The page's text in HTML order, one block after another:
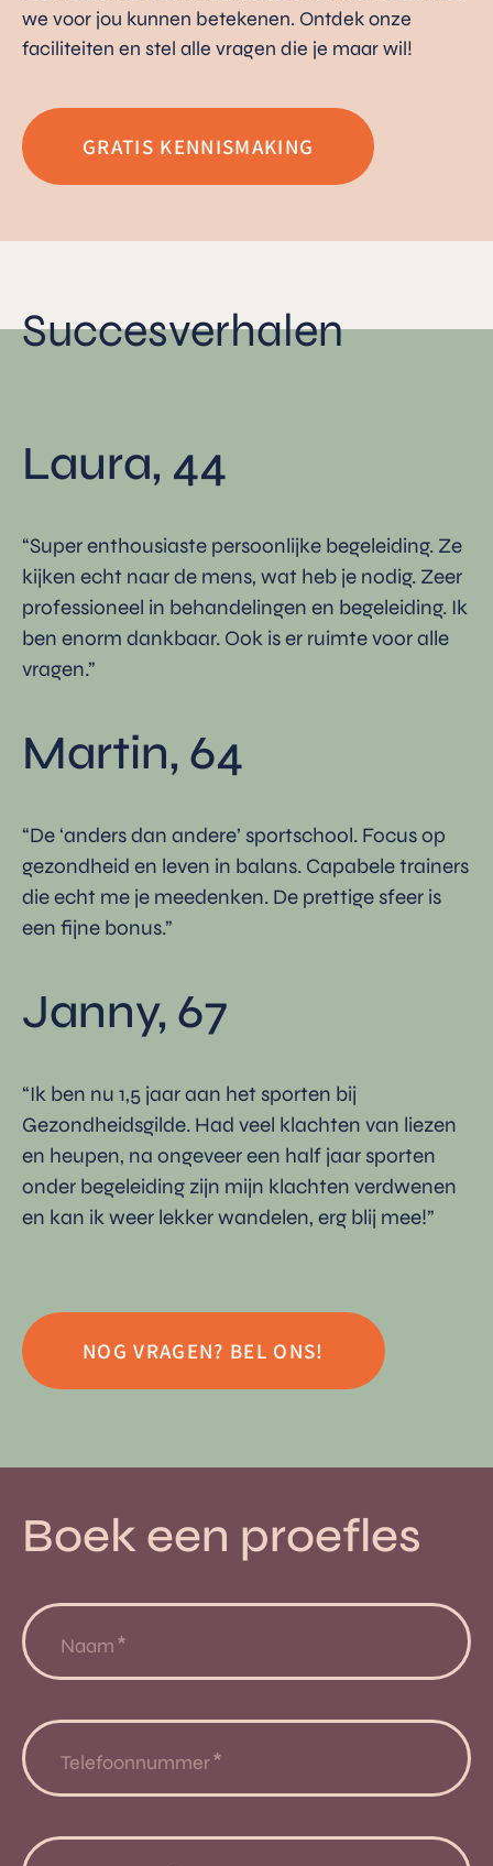
we voor jou kunnen betekenen. Ontdek onze
faciliteiten en stel alle vragen die je maar wil!
GRATIS KENNISMAKING
Laura, 44
“Super enthousiaste persoonlijke begeleiding. Ze
kijken echt naar de mens, wat heb je nodig. Zeer
professioneel in behandelingen en begeleiding. Ik
ben enorm dankbaar. Ook is er ruimte voor alle
vragen.”
Martin, 64
“De ‘anders dan andere’ sportschool. Focus op
gezondheid en leven in balans. Capabele trainers
die echt me je meedenken. De prettige sfeer is
een fijne bonus.”
Janny, 67
“Ik ben nu 1,5 jaar aan het sporten bij
Gezondheidsgilde. Had veel klachten van liezen
en heupen, na ongeveer een half jaar sporten
onder begeleiding zijn mijn klachten verdwenen
en kan ik weer lekker wandelen, erg blij mee!”
NOG VRAGEN? BEL ONS!
Succesverhalen
Boek een proefles
Naam
Telefoonnummer